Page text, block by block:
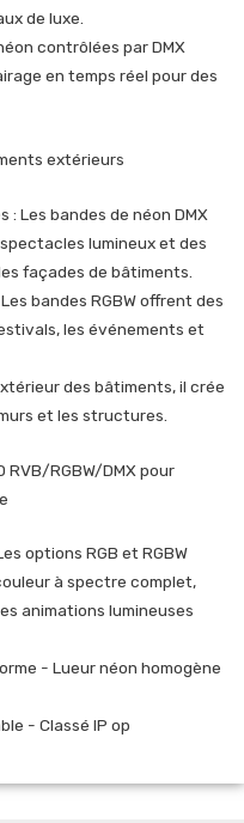
de luxe.
contrôlées par DMX
en temps réel pour des
extérieurs
Les bandes de néon DMX
lumineux et des
façades de bâtiments.
bandes RGBW offrent des
les événements et
des bâtiments, il crée
et les structures.
RGBW/DMX pour
options RGB et RGBW
à spectre complet,
animations lumineuses
- Lueur néon homogène
- Classé IP op